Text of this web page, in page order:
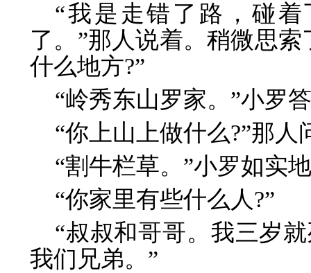
“我是走错了路，碰
了。”那人说着。稍微思
什么地方?”
“岭秀东山罗家。”小罗
“你上山上做什么?”那人
“割牛栏草。”小罗如实
“你家里有些什么人?”
“叔叔和哥哥。我三岁
我们兄弟。”